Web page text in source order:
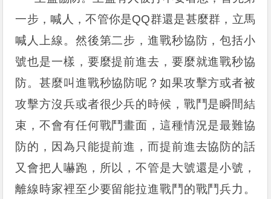
一步，喊人，不管你是QQ群還是甚麼群，立馬
喊人上線。然後第二步，進戰秒協防，包括小
號也是一樣，要麼提前進去，要麼就進戰秒協
防。甚麼叫進戰秒協防呢？如果攻擊方或者被
攻擊方沒兵或者很少兵的時候，戰鬥是瞬間結
束，不會有任何戰鬥畫面，這種情況是最難協
防的，因為只能提前進，而提前進去協防的話
又會把人嚇跑，所以，不管是大號還是小號，
離線時家裡至少要留能拉進戰鬥的戰鬥兵力。